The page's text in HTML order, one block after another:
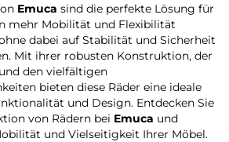
Emuca sind die perfekte Lösung für
mehr Mobilität und Flexibilität
dabei auf Stabilität und Sicherheit
Mit ihrer robusten Konstruktion, der
den vielfältigen
bieten diese Räder eine ideale
und Design. Entdecken Sie
von Rädern bei Emuca und
und Vielseitigkeit Ihrer Möbel.